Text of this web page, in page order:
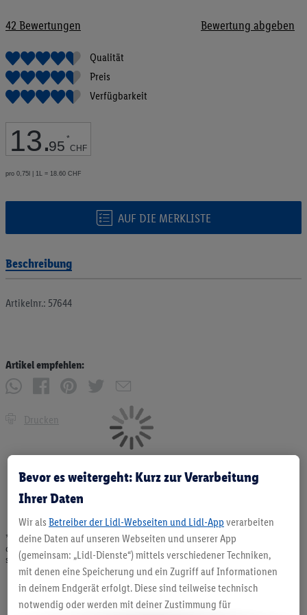
42 Bewertungen Bewertung abgeben
Qualität
Preis
Verfügbarkeit
13.95 *
CHF
pro 0,75l | 1L = 18.60 CHF
AUF DIE MERKLISTE
springen
Beschreibung
Artikelnr.: 57644
Artikel empfehlen:
Drucken
* Angebote solange Vorrat. Abgabe nur in haushaltsüblichen Mengen. Verkauf
ohne Dekoration. Die hier beworbenen Produkte, vor allem NonFood-Produkte,
sind nicht alle dauerhaft im Sortiment. Abbildungen ähnlich.
Bevor es weitergeht: Kurz zur Verarbeitung
Ihrer Daten
Wir als Betreiber der Lidl-Webseiten und Lidl-App verarbeiten
deine Daten auf unseren Webseiten und unserer App
(gemeinsam: „Lidl-Dienste“) mittels verschiedener Techniken,
mit denen eine Speicherung und ein Zugriff auf Informationen
in deinem Endgerät erfolgt. Diese sind teilweise technisch
notwendig oder werden mit deiner Zustimmung für